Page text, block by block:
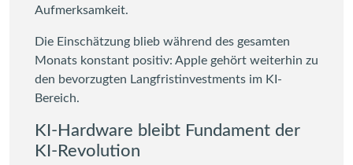
Aufmerksamkeit.
Die Einschätzung blieb während des gesamten
Monats konstant positiv: Apple gehört weiterhin zu
den bevorzugten Langfristinvestments im KI-
Bereich.
KI-Hardware bleibt Fundament der
KI-Revolution